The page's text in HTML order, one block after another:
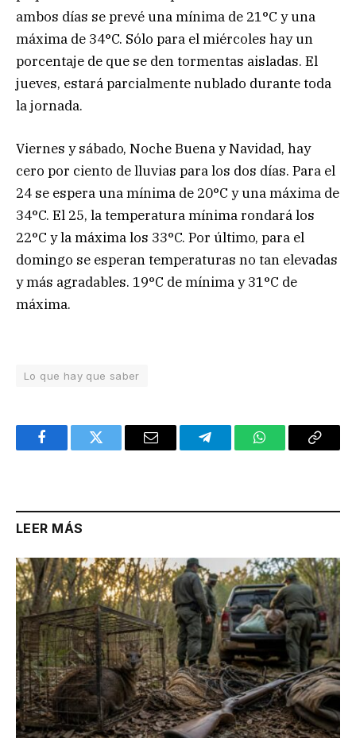
ambos días se prevé una mínima de 21°C y una
máxima de 34°C. Sólo para el miércoles hay un
porcentaje de que se den tormentas aisladas. El
jueves, estará parcialmente nublado durante toda
la jornada.
Viernes y sábado, Noche Buena y Navidad, hay
cero por ciento de lluvias para los dos días. Para el
24 se espera una mínima de 20°C y una máxima de
34°C. El 25, la temperatura mínima rondará los
22°C y la máxima los 33°C. Por último, para el
domingo se esperan temperaturas no tan elevadas
y más agradables. 19°C de mínima y 31°C de
máxima.
Lo que hay que saber
FacebookTwitter Email TelegramWhatsAppCopy
LEER MÁS